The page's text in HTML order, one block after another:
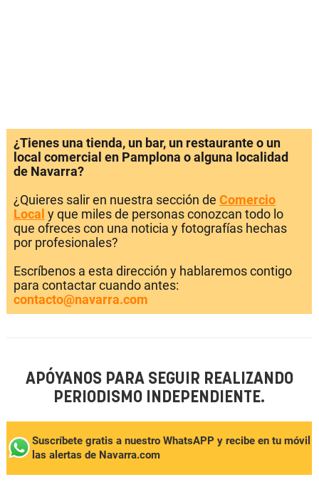
¿Tienes una tienda, un bar, un restaurante o un
local comercial en Pamplona o alguna localidad
de Navarra?
¿Quieres salir en nuestra sección de Comercio
Local y que miles de personas conozcan todo lo
que ofreces con una noticia y fotografías hechas
por profesionales?
Escríbenos a esta dirección y hablaremos contigo
para contactar cuando antes:
contacto@navarra.com
APÓYANOS PARA SEGUIR REALIZANDO
PERIODISMO INDEPENDIENTE.
Suscríbete gratis a nuestro WhatsAPP y recibe en tu móvil
las alertas de Navarra.com